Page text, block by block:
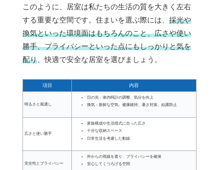
このように、居室は私たちの生活の質を大きく左右
する重要な空間です。住まいを選ぶ際には、 採光や
換気といった環境面はもちろんのこと、広さや使い
勝手、プライバシーといった点にもしっかりと気を
配り 、快適で安全な居室を選びましょう。
項目 内容
明るさと風通し
日の光：体内時計の調整、気分を向上
換気：新鮮な空気、健康維持、暑さ対策、結露防止
広さと使い勝手
家族構成や生活様式に合った広さ
十分な収納スペース
日常生活を考慮した動線
安全性とプライバシー
外からの視線を遮り、プライバシーを確保
安心してくつろげる空間